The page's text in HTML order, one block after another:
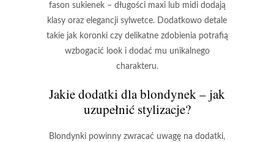
fason sukienek – długości maxilub mididodają
klasy oraz elegancji sylwetce. Dodatkowo detale
takie jak koronkiczy delikatne zdobienia potrafią
wzbogacić look i dodać mu unikalnego
charakteru.
Jakie dodatki dla blondynek – jak
uzupełnić stylizacje?
Blondynki powinny zwracać uwagę na dodatki,